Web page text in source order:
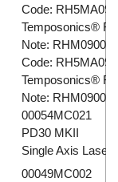
Code:
Temposonics®
Note:
Code:
Temposonics®
Note:
00054MC021
PD30 MKII
Single Axis Laser
00049MC002